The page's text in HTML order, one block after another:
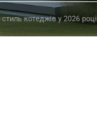
котеджів у 2026 році